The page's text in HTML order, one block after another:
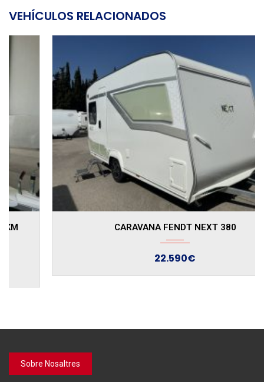
VEHÍCULOS RELACIONADOS
CARAVANA FENDT NEXT 380
Sobre Nosaltres